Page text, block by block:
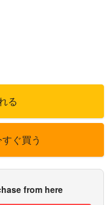
る
ぐ買う
from here